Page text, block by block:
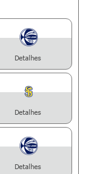
Detalhes
Detalhes
Detalhes